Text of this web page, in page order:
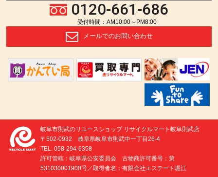
0120-661-686
受付時間：AM10:00～PM8:00
メールでのお問い合わせ
岐阜市則武のリユースショップ リサイクルマート岐阜則武店
〒502-0932 岐阜県岐阜市則武中一丁目26-4
TEL. 058-294-6358
許可管轄：岐阜県公安委員会 古物商許可番号：第
531030001900号／取得者名：有限会社エステート堀江